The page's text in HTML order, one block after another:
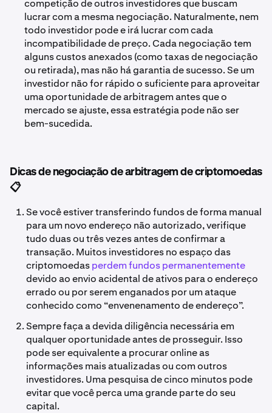
competição de outros investidores que buscam
lucrar com a mesma negociação. Naturalmente, nem
todo investidor pode e irá lucrar com cada
incompatibilidade de preço. Cada negociação tem
alguns custos anexados (como taxas de negociação
ou retirada), mas não há garantia de sucesso. Se um
investidor não for rápido o suficiente para aproveitar
uma oportunidade de arbitragem antes que o
mercado se ajuste, essa estratégia pode não ser
bem-sucedida.
Dicas de negociação de arbitragem de criptomoedas
📋
Se você estiver transferindo fundos de forma manual
para um novo endereço não autorizado, verifique
tudo duas ou três vezes antes de confirmar a
transação. Muitos investidores no espaço das
criptomoedasperdem fundos permanentemente
devido ao envio acidental de ativos para o endereço
errado ou por serem enganados por um ataque
conhecido como “envenenamento de endereço”.
Sempre faça a devida diligência necessária em
qualquer oportunidade antes de prosseguir. Isso
pode ser equivalente a procurar online as
informações mais atualizadas ou com outros
investidores. Uma pesquisa de cinco minutos pode
evitar que você perca uma grande parte do seu
capital.